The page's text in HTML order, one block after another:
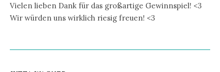
Vielen lieben Dank für das großartige Gewinnspiel! <3
Wir würden uns wirklich riesig freuen! <3